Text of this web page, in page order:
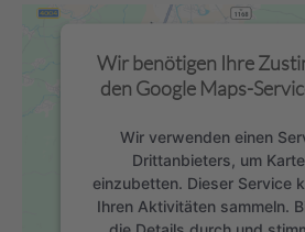
Wir benötigen Ihre
den Google Maps-
Wir verwenden einen
Drittanbieters, um
einzubetten. Dieser Service
Ihren Aktivitäten sammeln.